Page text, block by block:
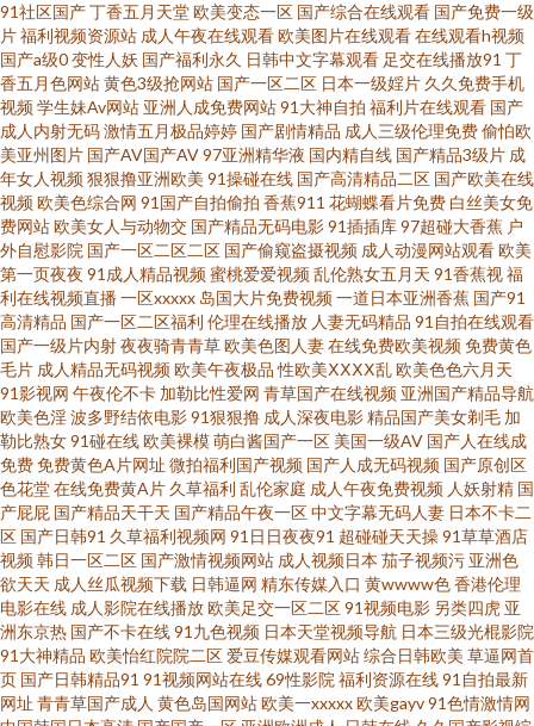
AAAAA片区区 大学导航 欧美成人一区二区三区视频 亚洲精品免费在线 国产1
区2区 欧美日韩国产码高清综 怡春院一区二区 国产视频精品免费视频 日韩高
清大片 69av麻豆 狠狠操狠 玩弄chanel妇熟 99视频精品全部免费在线 华体网
nba高清 思思热在线 av日韩无码色色 AV综合性爱 久久国产乱子伦精 亚洲欧
美性另类春色 国产精品草草91 欧日韩一本道 伊人俺去射 国产精品九九九九
九 下载网站大全 51在线观看 麻花传媒剧国产剧 午夜无码伦理 成人一级午夜
激情网 久青草18在 深夜欲室导航 字幕在线观看 国产又色又爽又 日本高清乱
在线观看最新国产专区 欧美色图性爱影院 国产精品手机 搡了个东北熟妇456
丰满人妻AV 区二区不卡视频国产 91大神西门庆 国产亚洲日韩在线人成 日本
一区二区精品88 自拍酒店午夜一区 国产影视乱伦日本 日韩先锋影音中文字
幕 97福利影视 国内自拍另类 日本高清在线一区 最新国产菊爆在线播放 国產
又粗又猛又爽又黄 一级国产片在线观看 国产欧美在线观看 色情91www 最新
91社区国产丁香五月天堂欧美变态一区 国产综合在线观看 国产免费一级
片福利视频资源站 成人午夜在线观看欧美图片在线观看在线观看h视频
国产a级0变性人妖 国产福利永久 日韩中文字幕观看 足交在线播放91 丁
香五月色网站黄色3级抢网站 国产一区二区 日本一级婬片 久久免费手机
视频学生妹Av网站 亚洲人成免费网站91大神自拍 福利片在线观看 国产
成人内射无码激情五月极品婷婷 国产剧情精品 成人三级伦理免费偷怕欧
美亚州图片 国产AV国产AV97亚洲精华液 国内精自线 国产精品3级片 成
年女人视频狠狠撸亚洲欧美 91操碰在线 国产高清精品二区 国产欧美在线
视频欧美色综合网 91国产自拍偷拍 香蕉911 花蝴蝶看片免费 白丝美女免
费网站欧美女人与动物交 国产精品无码电影91插插库97超碰大香蕉 户
外自慰影院 国产一区二区二区 国产偷窥盗摄视频 成人动漫网站观看欧美
第一页夜夜 91成人精品视频蜜桃爱爱视频乱伦熟女五月天 91香蕉视福
利在线视频直播一区xxxxx 岛国大片免费视频一道日本亚洲香蕉 国产91
高清精品 国产一区二区福利 伦理在线播放 人妻无码精品 91自拍在线观看
国产一级片内射夜夜骑青青草欧美色图人妻在线免费欧美视频免费黄色
毛片 成人精品无码视频欧美午夜极品 性欧美ⅩⅩⅩⅩ乱欧美色色六月天
91影视网 午夜伦不卡 加勒比性爱网 青草国产在线视频 亚洲国产精品导航
欧美色淫波多野结依电影91狠狠撸 成人深夜电影精品国产美女剃毛 加
勒比熟女91碰在线欧美裸模萌白酱国产一区 美国一级AV 国产人在线成
免费免费黄色A片网址 微拍福利国产视频 国产人成无码视频 国产原创区
色花堂在线免费黄A片 久草福利 乱伦家庭 成人午夜免费视频 人妖射精 国
产屁屁 国产精品天干天 国产精品午夜一区中文字幕无码人妻 日本不卡二
区 国产日韩91 久草福利视频网 91日日夜夜91 超碰碰天天操91草草酒店
视频韩日一区二区 国产激情视频网站 成人视频日本 茄子视频污 亚洲色
欲天天 成人丝瓜视频下载 日韩逼网 精东传媒入口 黄wwww色香港伦理
电影在线 成人影院在线播放欧美足交一区二区91视频电影 另类四虎 亚
洲东京热 国产不卡在线91九色视频 日本天堂视频导航 日本三级光棍影院
91大神精品 欧美怡红院院二区爱豆传媒观看网站综合日韩欧美 草逼网首
页 国产日韩精品91 91视频网站在线69性影院 福利资源在线91自拍最新
网址 青青草国产成人 黄色岛国网站欧美一xxxxx欧美gayv91色情激情网